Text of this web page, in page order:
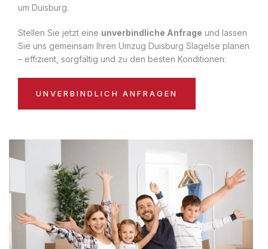
um Duisburg.
Stellen Sie jetzt eine unverbindliche Anfrage und lassen
Sie uns gemeinsam Ihren Umzug Duisburg Slagelse planen
– effizient, sorgfältig und zu den besten Konditionen:
UNVERBINDLICH ANFRAGEN